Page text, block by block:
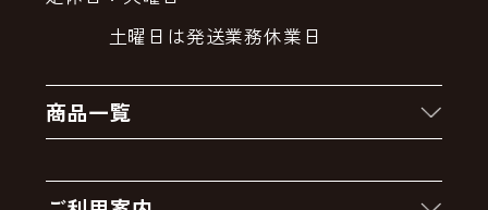
土曜日は発送業務休業日
商品一覧